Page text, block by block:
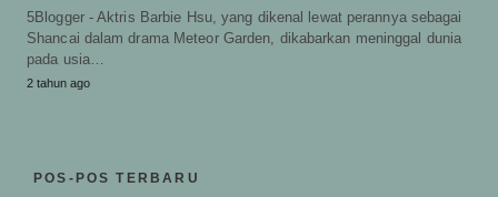
5Blogger - Aktris Barbie Hsu, yang dikenal lewat perannya sebagai
Shancai dalam drama Meteor Garden, dikabarkan meninggal dunia
pada usia…
2 tahun ago
POS-POS TERBARU